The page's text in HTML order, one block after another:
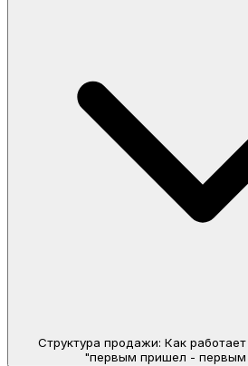
Структура продажи: Как
"первым пришел - первым